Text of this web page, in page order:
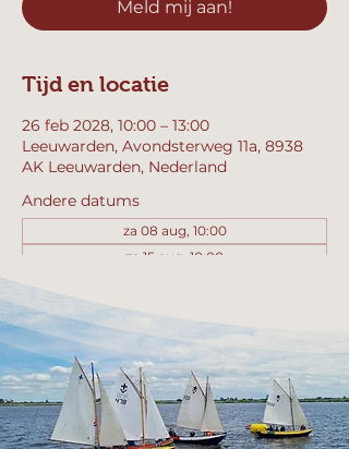
Meld mij aan!
Tijd en locatie
26 feb 2028, 10:00 – 13:00
Leeuwarden, Avondsterweg 11a, 8938
AK Leeuwarden, Nederland
Andere datums
za 08 aug, 10:00
za 15 aug, 10:00
Bekijk alle 358 datums
Meld mij aan!